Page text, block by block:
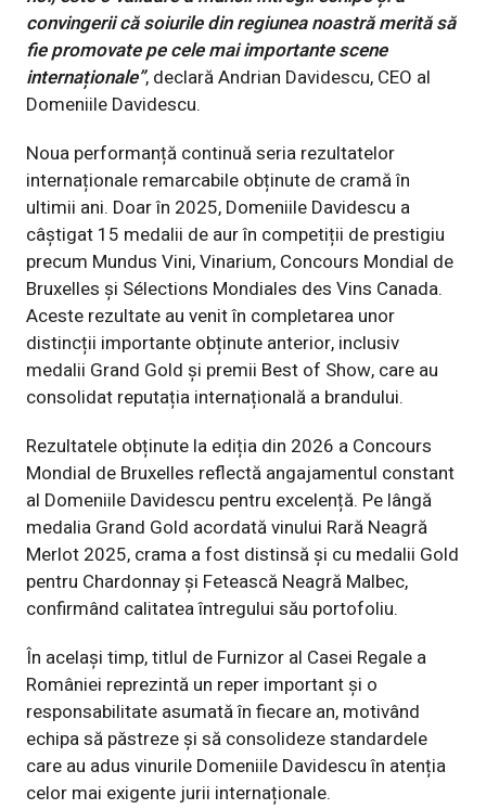
convingerii că soiurile din regiunea noastră merită să
fie promovate pe cele mai importante scene
internaționale”, declară Andrian Davidescu, CEO al
Domeniile Davidescu.
Noua performanță continuă seria rezultatelor
internaționale remarcabile obținute de cramă în
ultimii ani. Doar în 2025, Domeniile Davidescu a
câștigat 15 medalii de aur în competiții de prestigiu
precum Mundus Vini, Vinarium, Concours Mondial de
Bruxelles și Sélections Mondiales des Vins Canada.
Aceste rezultate au venit în completarea unor
distincții importante obținute anterior, inclusiv
medalii Grand Gold și premii Best of Show, care au
consolidat reputația internațională a brandului.
Rezultatele obținute la ediția din 2026 a Concours
Mondial de Bruxelles reflectă angajamentul constant
al Domeniile Davidescu pentru excelență. Pe lângă
medalia Grand Gold acordată vinului Rară Neagră
Merlot 2025, crama a fost distinsă și cu medalii Gold
pentru Chardonnay și Fetească Neagră Malbec,
confirmând calitatea întregului său portofoliu.
În același timp, titlul de Furnizor al Casei Regale a
României reprezintă un reper important și o
responsabilitate asumată în fiecare an, motivând
echipa să păstreze și să consolideze standardele
care au adus vinurile Domeniile Davidescu în atenția
celor mai exigente jurii internaționale.